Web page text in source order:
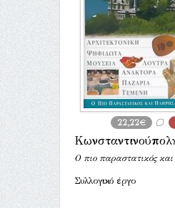
22,22€
Ο πιο παραστατικός και
Συλλογικό έργο